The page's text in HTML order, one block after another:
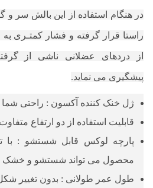
در هنگام استفاده از این بالش سر
راستا قرار گرفته و فشار کمتـری
از دردهای عضلانی ناشی از
پیشگیری می نماید.
ژل خنک کننده آکسون : راحتی شما
قابلیت استفاده از دو ارتفاع
پارچه لوکس قابل شستشو : با
محصول می تواند شستشو و خشک
طول عمر طولانی : بدون تغییر